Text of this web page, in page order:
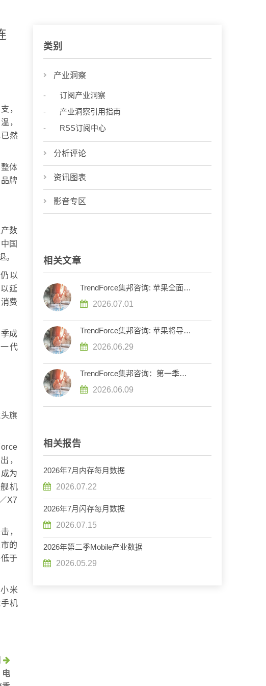
，
，
然
体
牌
数
国
。
以
延
费
成
代
旗
，
为
机
X7
，
的
于
米
机
电
类别
产业洞察
订阅产业洞察
产业洞察引用指南
RSS订阅中心
分析评论
资讯图表
影音专区
相关文章
TrendForce集邦咨询: 苹果全面调
2026年全球笔记本出货将减少
2026.07.01
TrendForce集邦咨询: 苹果将导入
OLED发光材料体系
2026.06.29
TrendForce集邦咨询：第一季全球
储器成本压力将使第二季出现较明
2026.06.09
相关报告
2026年7月内存每月数据
2026.07.22
2026年7月闪存每月数据
2026.07.15
2026年第二季Mobile产业数据
2026.05.29